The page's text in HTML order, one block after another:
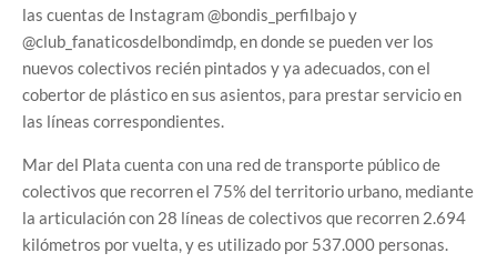
las cuentas de Instagram @bondis_perfilbajo y
@club_fanaticosdelbondimdp, en donde se pueden ver los
nuevos colectivos recién pintados y ya adecuados, con el
cobertor de plástico en sus asientos, para prestar servicio en
las líneas correspondientes.
Mar del Plata cuenta con una red de transporte público de
colectivos que recorren el 75% del territorio urbano, mediante
la articulación con 28 líneas de colectivos que recorren 2.694
kilómetros por vuelta, y es utilizado por 537.000 personas.